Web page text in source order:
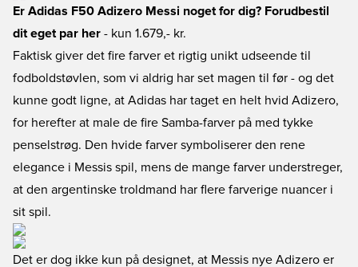
Er Adidas F50 Adizero Messi noget for dig? Forudbestil
dit eget par her - kun 1.679,- kr.
Faktisk giver det fire farver et rigtig unikt udseende til
fodboldstøvlen, som vi aldrig har set magen til før - og det
kunne godt ligne, at Adidas har taget en helt hvid Adizero,
for herefter at male de fire Samba-farver på med tykke
penselstrøg. Den hvide farver symboliserer den rene
elegance i Messis spil, mens de mange farver understreger,
at den argentinske troldmand har flere farverige nuancer i
sit spil.
Det er dog ikke kun på designet, at Messis nye Adizero er